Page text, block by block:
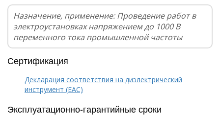
Назначение, применение: Проведение работ в
электроустановках напряжением до 1000 В
переменного тока промышленной частоты
Сертификация
Декларация соответствия на диэлектрический
инструмент (EAC)
Эксплуатационно-гарантийные сроки